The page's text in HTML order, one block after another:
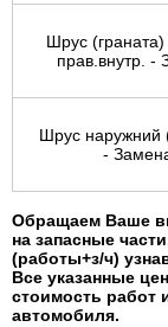
Шрус
прав.внутр. -
Шрус наружний
-
Обращаем Ваше
на запасные
(работы+з/ч)
Все указанные
стоимость работ
автомобиля.